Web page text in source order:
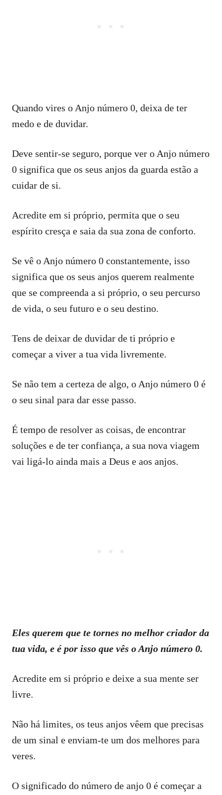
Quando vires o Anjo número 0, deixa de ter
medo e de duvidar.
Deve sentir-se seguro, porque ver o Anjo número
0 significa que os seus anjos da guarda estão a
cuidar de si.
Acredite em si próprio, permita que o seu
espírito cresça e saia da sua zona de conforto.
Se vê o Anjo número 0 constantemente, isso
significa que os seus anjos querem realmente
que se compreenda a si próprio, o seu percurso
de vida, o seu futuro e o seu destino.
Tens de deixar de duvidar de ti próprio e
começar a viver a tua vida livremente.
Se não tem a certeza de algo, o Anjo número 0 é
o seu sinal para dar esse passo.
É tempo de resolver as coisas, de encontrar
soluções e de ter confiança, a sua nova viagem
vai ligá-lo ainda mais a Deus e aos anjos.
Eles querem que te tornes no melhor criador da
tua vida, e é por isso que vês o Anjo número 0.
Acredite em si próprio e deixe a sua mente ser
livre.
Não há limites, os teus anjos vêem que precisas
de um sinal e enviam-te um dos melhores para
veres.
O significado do número de anjo 0 é começar a